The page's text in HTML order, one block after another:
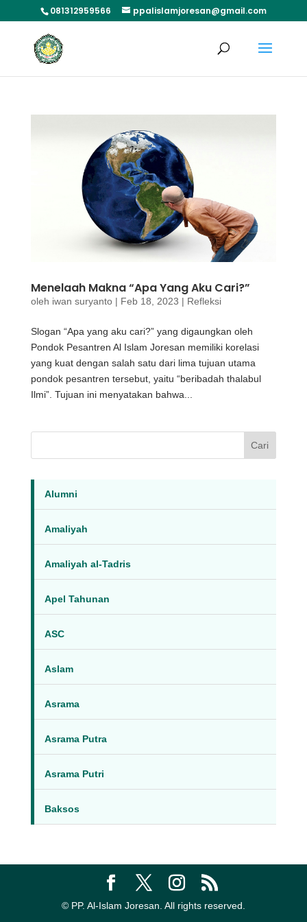
081312959566 ppalislamjoresan@gmail.com
Menelaah Makna “Apa Yang Aku Cari?”
oleh iwan suryanto| Feb 18, 2023 | Refleksi
Slogan “Apa yang aku cari?” yang digaungkan oleh
Pondok Pesantren Al Islam Joresan memiliki korelasi
yang kuat dengan salah satu dari lima tujuan utama
pondok pesantren tersebut, yaitu “beribadah thalabul
Ilmi”. Tujuan ini menyatakan bahwa...
Cari
Alumni
Amaliyah
Amaliyah al-Tadris
Apel Tahunan
ASC
Aslam
Asrama
Asrama Putra
Asrama Putri
Baksos
© PP. Al-Islam Joresan. All rights reserved.